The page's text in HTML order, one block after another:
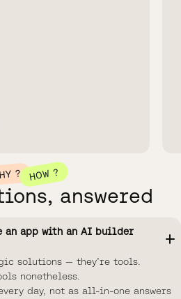
? HOW ?
answered
an app with an AI builder
solutions — they’re tools.
nonetheless.
day, not as all-in-one answers